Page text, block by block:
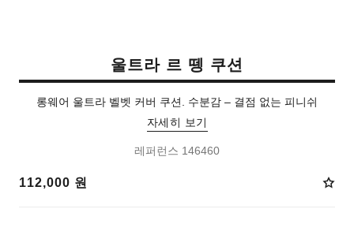
울트라 르 뗑 쿠션
롱웨어 울트라 벨벳 커버 쿠션. 수분감 – 결점 없는 피니쉬
자세히 보기
레퍼런스 146460
112,000 원